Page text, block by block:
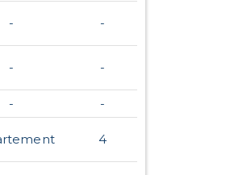
- -
- -
- -
4